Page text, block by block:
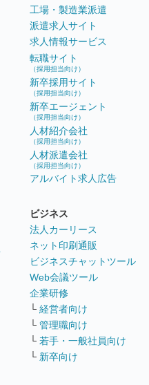
工場・製造業派遣
派遣求人サイト
求人情報サービス
転職サイト
（採用担当向け）
新卒採用サイト
（採用担当向け）
新卒エージェント
（採用担当向け）
人材紹介会社
（採用担当向け）
人材派遣会社
（採用担当向け）
アルバイト求人広告
ビジネス
法人カーリース
ネット印刷通販
ビジネスチャットツール
Web会議ツール
企業研修
└ 経営者向け
└ 管理職向け
└ 若手・一般社員向け
└ 新卒向け